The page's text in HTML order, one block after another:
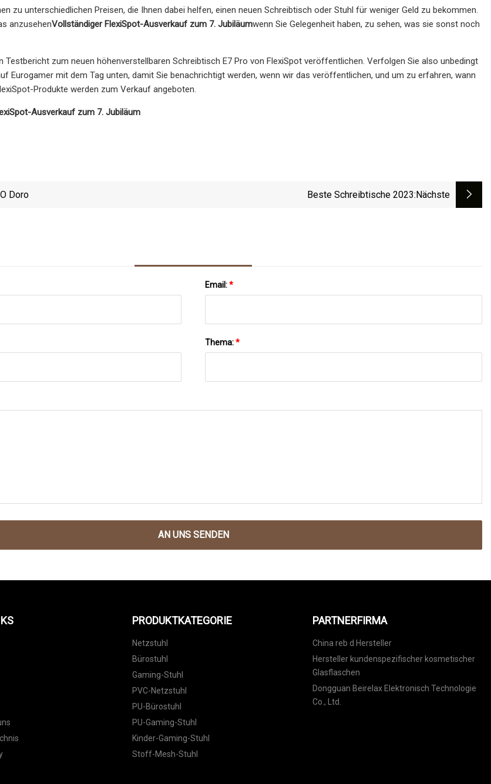
zu unterschiedlichen Preisen, die Ihnen dabei helfen, einen neuen Schreibtisch oder Stuhl für weniger Geld zu bekommen.
anzusehenVollständiger FlexiSpot-Ausverkauf zum 7. Jubiläumwenn Sie Gelegenheit haben, zu sehen, was sie sonst noch
Testbericht zum neuen höhenverstellbaren Schreibtisch E7 Pro von FlexiSpot veröffentlichen. Verfolgen Sie also unbedingt
Eurogamer mit dem Tag unten, damit Sie benachrichtigt werden, wenn wir das veröffentlichen, und um zu erfahren, wann
Produkte werden zum Verkauf angeboten.
Ausverkauf zum 7. Jubiläum
Doro Beste Schreibtische 2023:nächste
Email:*
Thema:*
AN UNS SENDEN
PRODUKTKATEGORIE
Netzstuhl
Bürostuhl
Gaming-Stuhl
PVC-Netzstuhl
PU-Bürostuhl
PU-Gaming-Stuhl
Kinder-Gaming-Stuhl
Stoff-Mesh-Stuhl
PARTNERFIRMA
China reb d Hersteller
Hersteller kundenspezifischer kosmetischer
Glasflaschen
Dongguan Beirelax Elektronisch Technologie
Co., Ltd.